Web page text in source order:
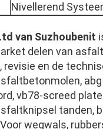
Nivellerend
van Suzhoubenit
delen van
revisie en de
vb78-screed
tanden,
wegwals,